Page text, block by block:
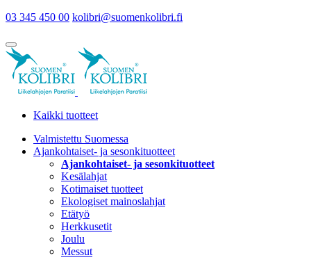
03 345 450 00 kolibri@suomenkolibri.fi
Kaikki tuotteet
Valmistettu Suomessa
Ajankohtaiset- ja sesonkituotteet
Ajankohtaiset- ja sesonkituotteet
Kesälahjat
Kotimaiset tuotteet
Ekologiset mainoslahjat
Etätyö
Herkkusetit
Joulu
Messut